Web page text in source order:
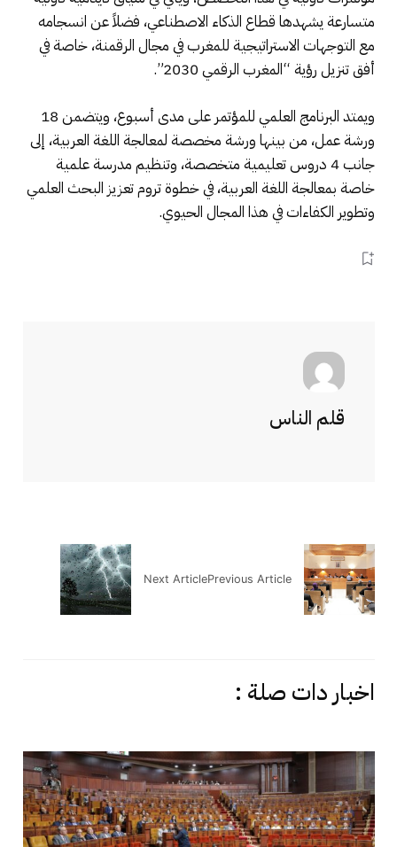
متسارعة يشهدها قطاع الذكاء الاصطناعي، فضلاً عن انسجامه
مع التوجهات الاستراتيجية للمغرب في مجال الرقمنة، خاصة في
أفق تنزيل رؤية “المغرب الرقمي 2030”.
ويمتد البرنامج العلمي للمؤتمر على مدى أسبوع، ويتضمن 18
ورشة عمل، من بينها ورشة مخصصة لمعالجة اللغة العربية، إلى
جانب 4 دروس تعليمية متخصصة، وتنظيم مدرسة علمية
خاصة بمعالجة اللغة العربية، في خطوة تروم تعزيز البحث العلمي
وتطوير الكفاءات في هذا المجال الحيوي.
قلم الناس
Previous Article
Next Article
اخبار دات صلة :